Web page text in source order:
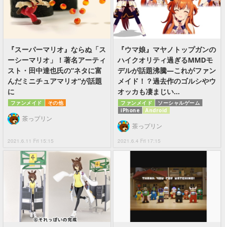
『スーパーマリオ』ならぬ「ス
ーシーマリオ」！著名アーティ
スト・田中達也氏の“ネタに富
んだミニチュアマリオ”が話題
に
ファンメイド その他
2021.6.11 Fri 15:15
茶っプリン
『ウマ娘』マヤノトップガンの
ハイクオリティ過ぎるMMDモ
デルが話題沸騰―これがファン
メイド！？過去作のゴルシやウ
オッカも凄まじい…
ファンメイド
ソーシャルゲーム
iPhone
Android
2021.6.4 Fri 17:15
茶っプリン